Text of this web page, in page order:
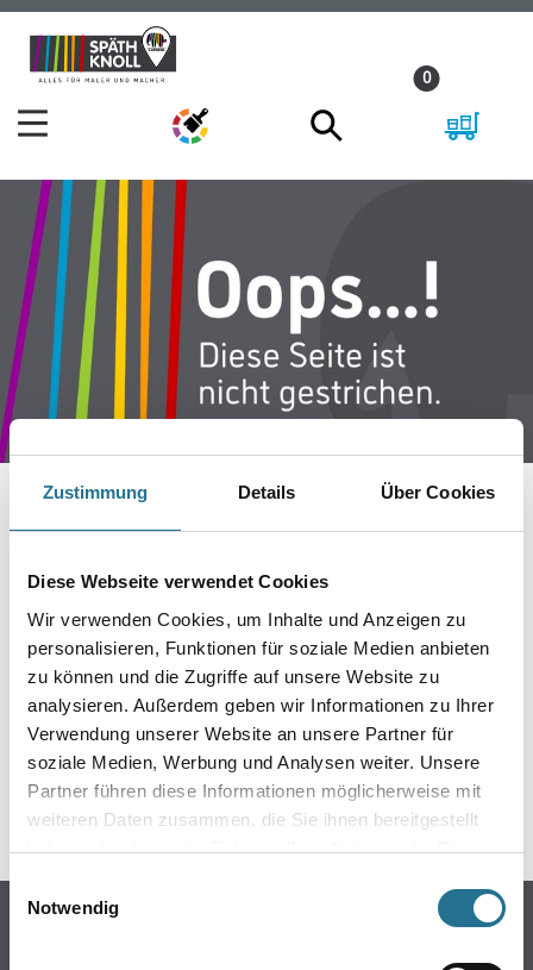
Zustimmung Details Über Cookies
Diese Webseite verwendet Cookies
Wir verwenden Cookies, um Inhalte und Anzeigen zu
personalisieren, Funktionen für soziale Medien anbieten
zu können und die Zugriffe auf unsere Website zu
analysieren. Außerdem geben wir Informationen zu Ihrer
Verwendung unserer Website an unsere Partner für
soziale Medien, Werbung und Analysen weiter. Unsere
Partner führen diese Informationen möglicherweise mit
weiteren Daten zusammen, die Sie ihnen bereitgestellt
haben oder die sie im Rahmen Ihrer Nutzung der Dienste
Einwilligungsauswahl
Notwendig
Zum
Inhalt
Zum
Navigationsmenü
0
IST AUFGETRETEN
Keine Sorge, wir pinseln schon an der Lösung und
werden das Problem so schnell wie möglich beheben.
Erkunden Sie in der Zwischenzeit unseren Online-Shop
und lassen Sie sich inspirieren.
ZURÜCK ZUM ONLINE-SHOP
Online-Shop